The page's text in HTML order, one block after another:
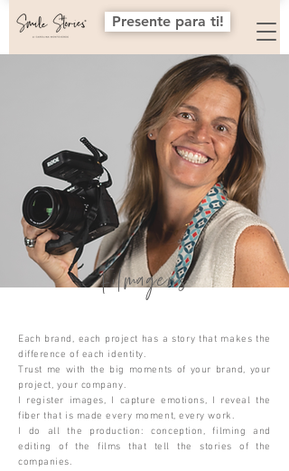
Presente para ti!
Filmagens
Each brand, each project has a story that makes the
difference of each identity.
Trust me with the big moments of your brand, your
project, your company.
I register images, I capture emotions, I reveal the
fiber that is made every moment, every work.
I do all the production: conception, filming and
editing of the films that tell the stories of the
companies.